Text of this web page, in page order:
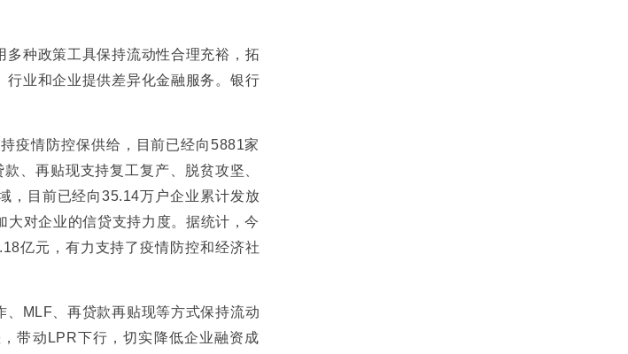
种政策工具保持流动性合理充裕，拓
业和企业提供差异化金融服务。银行
情防控保供给，目前已经向5881家
、再贴现支持复工复产、脱贫攻坚、
，目前已经向35.14万户企业累计发放
大对企业的信贷支持力度。据统计，今
亿元，有力支持了疫情防控和经济社
MLF、再贷款再贴现等方式保持流动
带动LPR下行，切实降低企业融资成